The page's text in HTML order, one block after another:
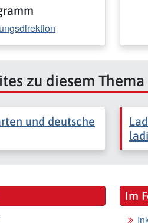
zu diesem Thema
und deutsche
Im